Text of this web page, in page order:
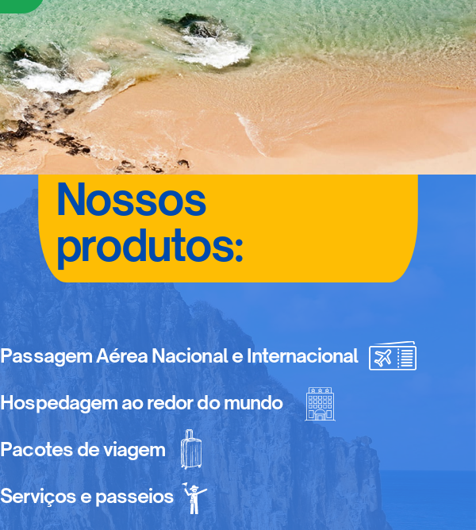
Nossos
produtos:
Passagem Aérea Nacional e Internacional
Hospedagem ao redor do mundo
Pacotes de viagem
Serviços e passeios